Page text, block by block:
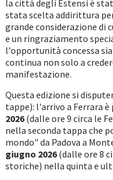
la città degli Estensi è
stata scelta addirittura
grande considerazione di
e un ringraziamento
l'opportunità concessa
continua non solo a
manifestazione.
Questa edizione si
tappe): l'arrivo a Ferrara è
2026(dalle ore 9 circa le
nella seconda tappa che
mondo" da Padova a
giugno 2026(dalle ore 8
storiche) nella quinta e